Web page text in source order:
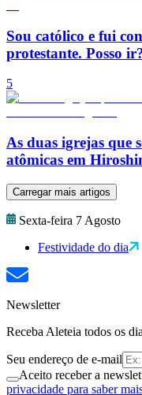
Sou católico e fui
protestante. Posso
5
As duas igrejas que
atômicas em
Carregar mais artigos
Sexta-feira 7 Agosto
Festividade do dia
Newsletter
Receba Aleteia todos os
Seu endereço de e-mail
Aceito receber a
privacidade para saber